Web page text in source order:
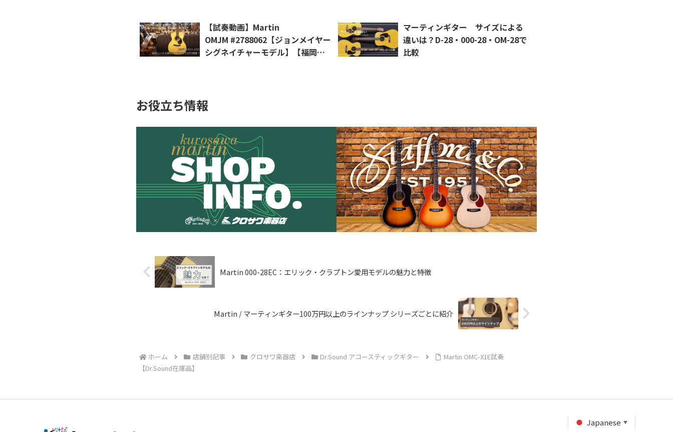
【試奏動画】Martin
OMJM #2788062【ジョンメイヤー
シグネイチャーモデル】【福岡ミ
マーティンギター サイズによる
違いは？D-28・000-28・OM-28で
比較
お役立ち情報
Martin / マーティンギター100万円以上のラインナップ シリーズごとに紹介
Martin 000-28EC：エリック・クラプトン愛用モデルの魅力と特徴
ホーム 店舗別記事 クロサワ楽器店 Dr.Sound アコースティックギター
Martin OMC-X1E試奏
【Dr.Sound在庫品】
Japanese ▼